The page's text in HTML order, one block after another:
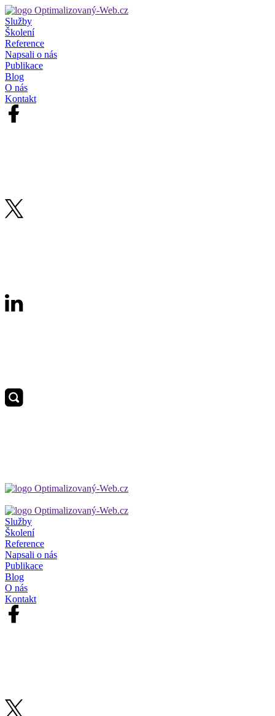
Služby
Školení
Reference
Napsali o nás
Publikace
Blog
O nás
Kontakt
Služby
Školení
Reference
Napsali o nás
Publikace
Blog
O nás
Kontakt